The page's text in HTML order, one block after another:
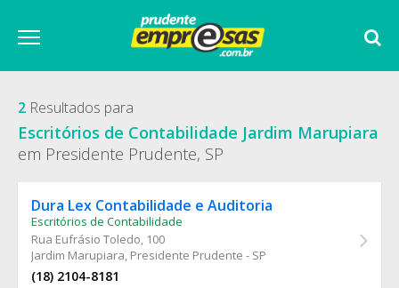
2 Resultados para
Escritórios de Contabilidade Jardim Marupiara
em Presidente Prudente, SP
Dura Lex Contabilidade e Auditoria
Escritórios de Contabilidade
Rua Eufrásio Toledo, 100
Jardim Marupiara, Presidente Prudente - SP
(18) 2104-8181